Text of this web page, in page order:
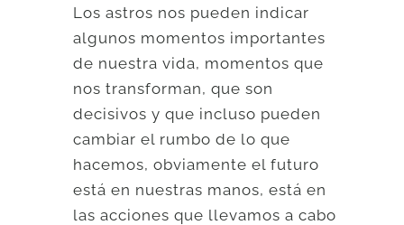
Los astros nos pueden indicar
algunos momentos importantes
de nuestra vida, momentos que
nos transforman, que son
decisivos y que incluso pueden
cambiar el rumbo de lo que
hacemos, obviamente el futuro
está en nuestras manos, está en
las acciones que llevamos a cabo